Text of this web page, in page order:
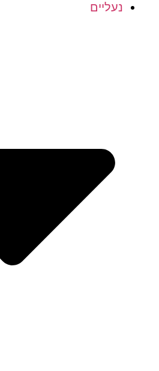
נעליים